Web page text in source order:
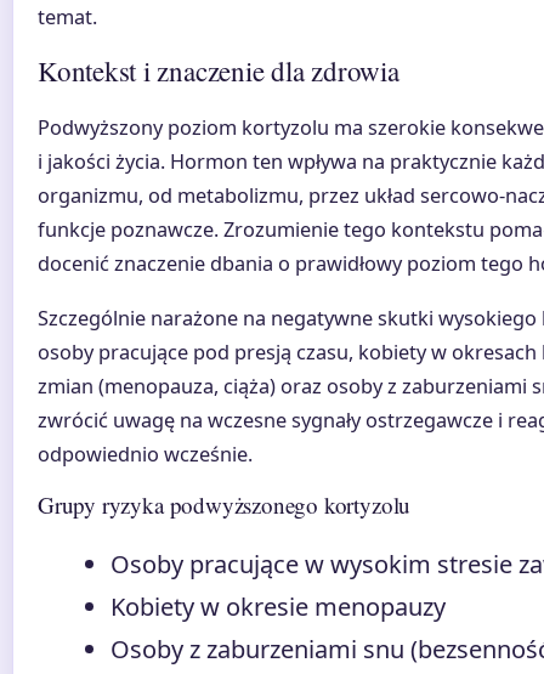
temat.
Kontekst i znaczenie dla zdrowia
Podwyższony poziom kortyzolu ma szerokie
i jakości życia. Hormon ten wpływa na praktycznie
organizmu, od metabolizmu, przez układ sercowo-
funkcje poznawcze. Zrozumienie tego kontekstu
docenić znaczenie dbania o prawidłowy poziom tego
Szczególnie narażone na negatywne skutki
osoby pracujące pod presją czasu, kobiety w
zmian (menopauza, ciąża) oraz osoby z zaburzeniami
zwrócić uwagę na wczesne sygnały ostrzegawcze i
odpowiednio wcześnie.
Grupy ryzyka podwyższonego kortyzolu
Osoby pracujące w wysokim stresie
Kobiety w okresie menopauzy
Osoby z zaburzeniami snu